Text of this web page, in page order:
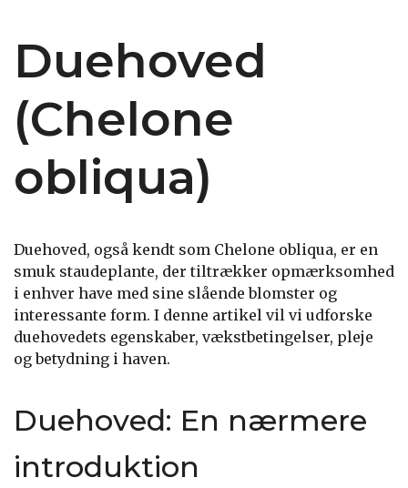
Duehoved
(Chelone
obliqua)
Duehoved, også kendt som Chelone obliqua, er en
smuk staudeplante, der tiltrækker opmærksomhed
i enhver have med sine slående blomster og
interessante form. I denne artikel vil vi udforske
duehovedets egenskaber, vækstbetingelser, pleje
og betydning i haven.
Duehoved: En nærmere
introduktion